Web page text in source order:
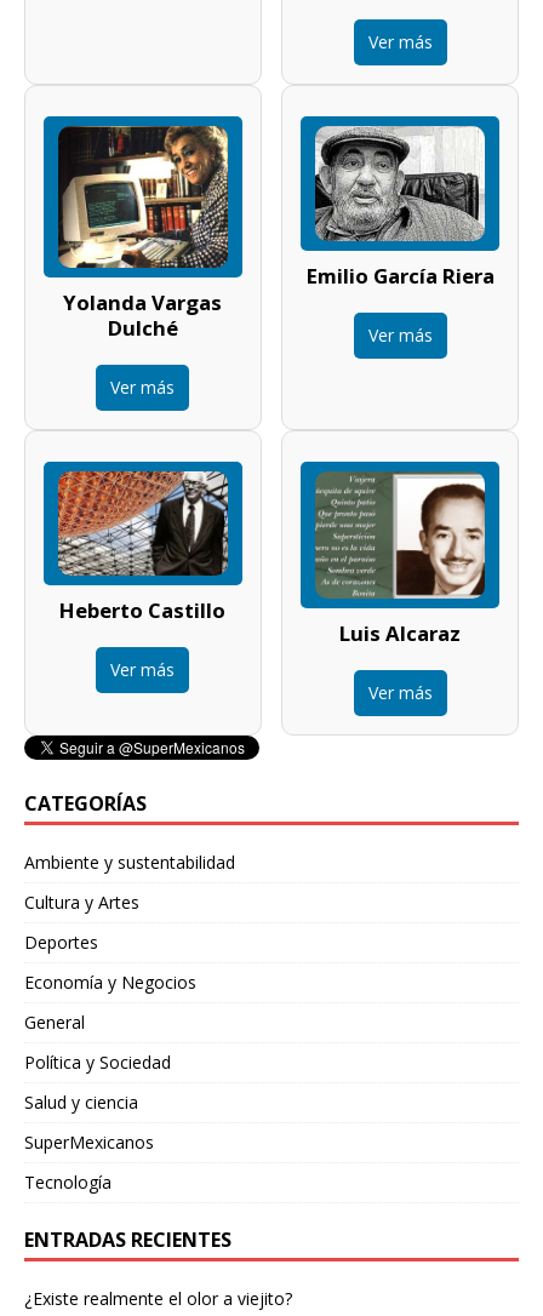
Ver más
Yolanda Vargas
Dulché
Ver más
Emilio García Riera
Ver más
Heberto Castillo
Ver más
Luis Alcaraz
Ver más
CATEGORÍAS
Ambiente y sustentabilidad
Cultura y Artes
Deportes
Economía y Negocios
General
Política y Sociedad
Salud y ciencia
SuperMexicanos
Tecnología
ENTRADAS RECIENTES
¿Existe realmente el olor a viejito?